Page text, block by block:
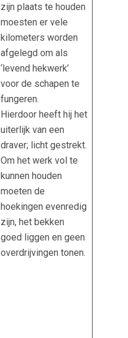
zijn plaats te houden
moesten er vele
kilometers worden
afgelegd om als
‘levend hekwerk’
voor de schapen te
fungeren.
Hierdoor heeft hij het
uiterlijk van een
draver; licht gestrekt.
Om het werk vol te
kunnen houden
moeten de
hoekingen evenredig
zijn, het bekken
goed liggen en geen
overdrijvingen tonen.